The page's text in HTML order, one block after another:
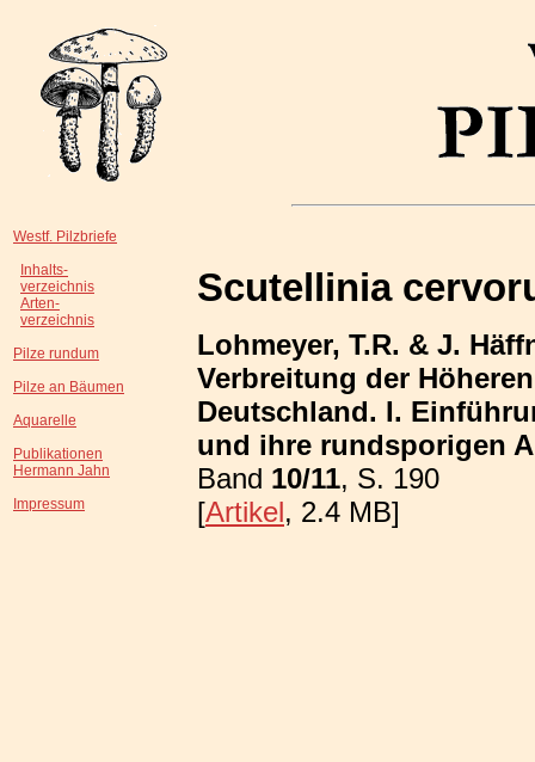
Westf. Pilzbriefe
Inhalts-
verzeichnis
Arten-
verzeichnis
Pilze rundum
Pilze an Bäumen
Aquarelle
Publikationen
Hermann Jahn
Impressum
Scutellinia
Lohmeyer, T.R. & J.
Verbreitung der
Deutschland. I.
und ihre rundsporigen
Band 10/11, S. 190
[Artikel, 2.4 MB]